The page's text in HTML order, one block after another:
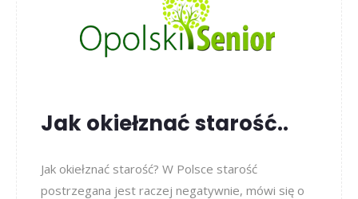
Jak okiełznać starość..
Jak okiełznać starość? W Polsce starość
postrzegana jest raczej negatywnie, mówi się o